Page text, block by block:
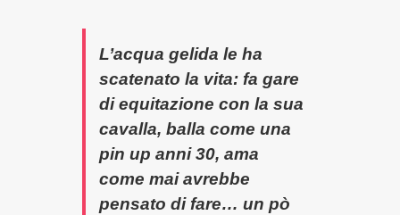
L’acqua gelida le ha
scatenato la vita: fa gare
di equitazione con la sua
cavalla, balla come una
pin up anni 30, ama
come mai avrebbe
pensato di fare… un pò